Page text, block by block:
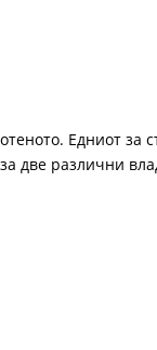
Едниот за
две различни